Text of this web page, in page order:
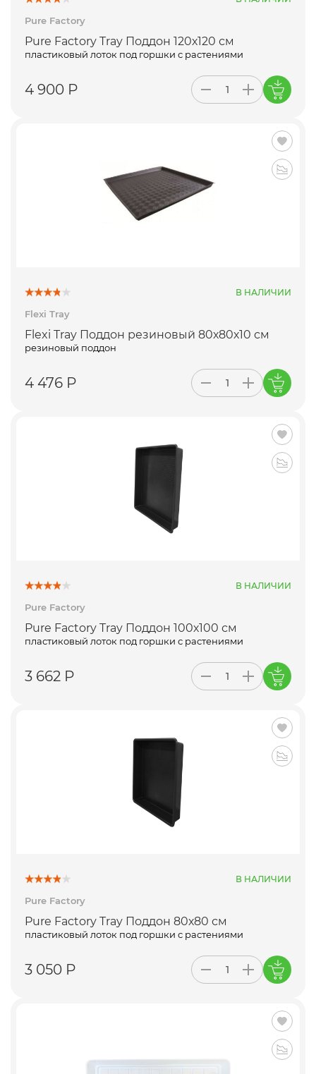
Pure Factory
Pure Factory Tray Поддон 120х120 см
пластиковый лоток под горшки с растениями
4 900 Р
В НАЛИЧИИ
Flexi Tray
Flexi Tray Поддон резиновый 80х80х10 см
резиновый поддон
4 476 Р
В НАЛИЧИИ
Pure Factory
Pure Factory Tray Поддон 100х100 см
пластиковый лоток под горшки с растениями
3 662 Р
В НАЛИЧИИ
Pure Factory
Pure Factory Tray Поддон 80х80 см
пластиковый лоток под горшки с растениями
3 050 Р